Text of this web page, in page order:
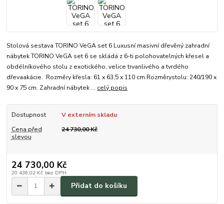
Stolová sestava TORINO VeGA set 6 Luxusní masivní dřevěný zahradní
nábytek TORINO VeGA set 6 se skládá z 6-ti polohovatelných křesel a
obdélníkového stolu z exotického, velice trvanlivého a tvrdého
dřevaakácie. Rozměry křesla: 61 x 63,5 x 110 cm.Rozměrystolu: 240/190 x
90 x 75 cm. Zahradní nábytek ... celý popis
Dostupnost
V externím skladu
Cena před
slevou
24 730,00 Kč
24 730,00 Kč
20 438,02 Kč bez DPH
Přidat do košíku